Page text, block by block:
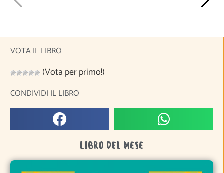
VOTA IL LIBRO
(Vota per primo!)
CONDIVIDI IL LIBRO
LIBRO DEL MESE